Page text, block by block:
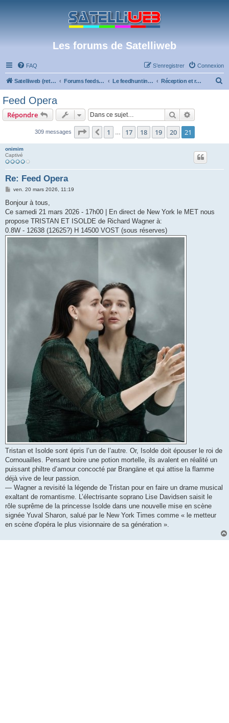
Les forums de Satelliweb
FAQ Connexion
S’enregistrer
Satelliweb (retour vers le site) Forums feeds et réception TV numérique Le feedhunting - La chasse aux feeds Réception et recherche de feeds en bande Ku
Feed Opera
Répondre Rechercher
309 messages Page 21 sur 21
Précédente
1 17 18 19 20 21
onimim
Captivé
Re: Feed Opera
M
s
a
g
ven. 20 mars 2026, 11:19
Bonjour à tous,
Ce samedi 21 mars 2026 - 17h00 | En direct de New York le MET nous
propose TRISTAN ET ISOLDE de Richard Wagner à:
0.8W - 12638 (12625?) H 14500 VOST (sous réserves)
Tristan et Isolde sont épris l’un de l’autre. Or, Isolde doit épouser le roi de
Cornouailles. Pensant boire une potion mortelle, ils avalent en réalité un
puissant philtre d’amour concocté par Brangäne et qui attise la flamme
déjà vive de leur passion.
— Wagner a revisité la légende de Tristan pour en faire un drame musical
exaltant de romantisme. L’électrisante soprano Lise Davidsen saisit le
rôle suprême de la princesse Isolde dans une nouvelle mise en scène
signée Yuval Sharon, salué par le New York Times comme « le metteur
en scène d'opéra le plus visionnaire de sa génération ».